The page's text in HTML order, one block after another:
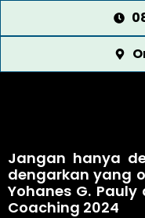
Jangan hanya
dengarkan yang
Yohanes G. Pauly
Coaching 2024